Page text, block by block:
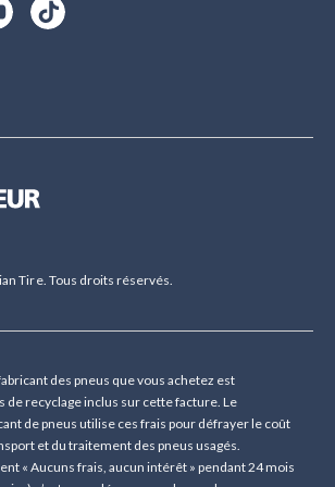
Tire. Tous droits réservés.
des pneus que vous achetez est
de recyclage inclus sur cette facture. Le
de pneus utilise ces frais pour défrayer le coût
et du traitement des pneus usagés.
« Aucuns frais, aucun intérêt » pendant 24 mois